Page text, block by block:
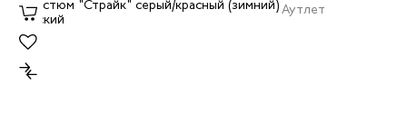
Аутлет